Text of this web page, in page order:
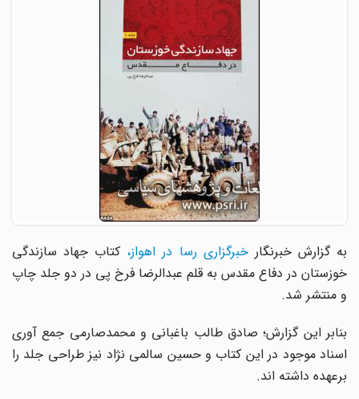
به گزارش خبرنگارخبرگزاری رسا در اهواز،کتاب جهاد سازندگی
خوزستان در دفاع مقدس به قلم عبدالرضا فرخ پی در دو جلد چاپ
و منتشر شد.
بنابر این گزارش؛ صادق طالب باغبانی و محمدصارمی جمع آوری
اسناد موجود در این کتاب و حسین سالمی نژاد نیز طراحی جلد را
برعهده داشته اند.